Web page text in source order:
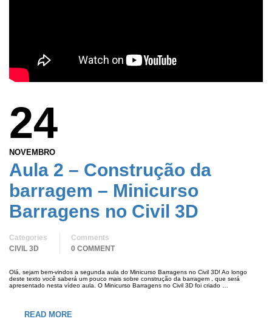
24
NOVEMBRO
Aula 2 – Construção da
barragem – Minicurso
Barragens no Civil 3D
Categories
CIVIL 3D
Comments
0 COMMENT
Olá, sejam bem-vindos a segunda aula do Minicurso Barragens no Civil 3D! Ao longo
deste texto você saberá um pouco mais sobre construção da barragem , que será
apresentado nesta vídeo aula. O Minicurso Barragens no Civil 3D foi criado …
READ MORE